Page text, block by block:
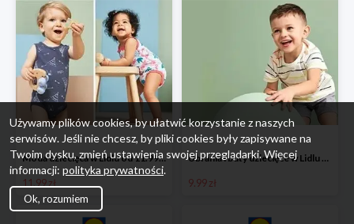
Moda dziecięca w Lidlu od 11.99 zł
11.99 zł
Ubrania i buty dziecięce w Lidlu Online od 9,99 zł
9.99 zł
Używamy plików cookies, by ułatwić korzystanie z naszych
serwisów. Jeśli nie chcesz, by pliki cookies były zapisywane na
Twoim dysku, zmień ustawienia swojej przeglądarki. Więcej
informacji: polityka prywatności.
Ok, rozumiem